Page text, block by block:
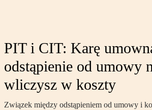
PIT i CIT: Karę
odstąpienie od umowy
wliczysz w koszty
Związek między odstąpieniem od umowy i